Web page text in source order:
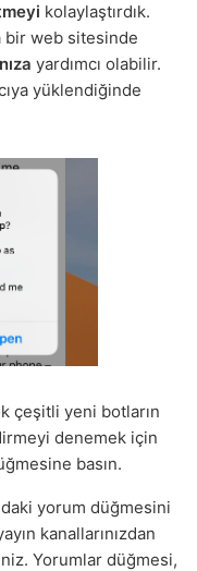
kolaylaştırdık.
bir web sitesinde
yardımcı olabilir.
yüklendiğinde
çeşitli yeni botların
denemek için
basın.
yorum düğmesini
kanallarınızdan
Yorumlar düğmesi,